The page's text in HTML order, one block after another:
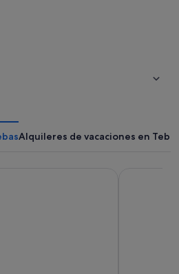
Alquileres de vacaciones en